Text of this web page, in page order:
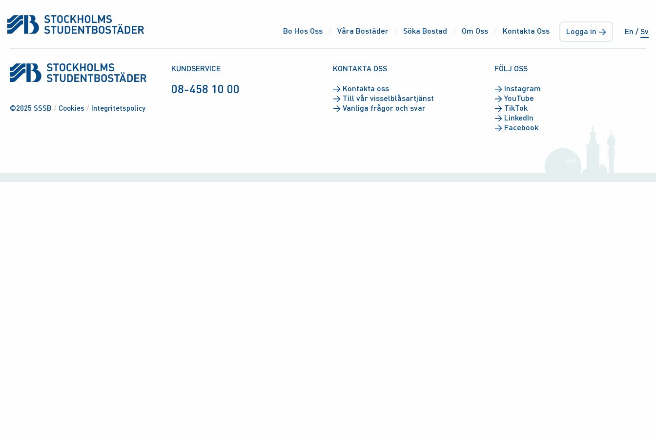
Bo Hos Oss Våra Bostäder Söka Bostad Om Oss Kontakta Oss Logga in → En Sv
©2025 SSSB / Cookies / Integritetspolicy
KUNDSERVICE
08-458 10 00
KONTAKTA OSS
→ Kontakta oss
→ Till vår visselblåsartjänst
→Vanliga frågor och svar
FÖLJ OSS
→ Instagram
→YouTube
→ TikTok
→ LinkedIn
→ Facebook